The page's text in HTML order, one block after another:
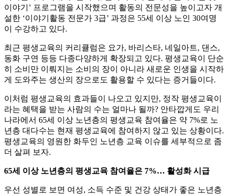
이야기’ 프로그램을 시작했으며 활동의 전문성을 높이고자 개
설한 ‘이야기활동 전문가 3급’ 과정은 55세 이상 노인 30여명
이 수강하고 있다.
최근 평생교육의 커리큘럼은 요가, 바리스타, 네일아트, 댄스,
동화 구연 등등 다종다양하게 확장되고 있다. 평생교육이 단순
히 소비만 이뤄지는 소비의 장이 아니라 새로운 인생을 시작하
게 도와주는 생산의 장으로도 활용할 수 있다는 증거들이다.
이처럼 평생교육의 효과들이 나오고 있지만, 정작 평생교육이
라는 혜택을 받는 사람의 수는 얼마나 될까? 안타깝게도 우리
나라에서 65세 이상 노년층의 평생교육 참여율은 약 7%로 노
년층 대다수는 현재 평생교육에 참여하지 않고 있는 상황이다.
평생교육의 영원한 화두인 노년층 교육 이슈를 세부적으로 좀
더 살펴 보자.
65세 이상 노년층의 평생교육 참여율은 7%… 활성화 시급
우선 성별로 보면 여성, 소득 수준 및 건강 상태가 좋은 노년층